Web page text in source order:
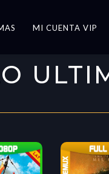
MI CUENTA VIP